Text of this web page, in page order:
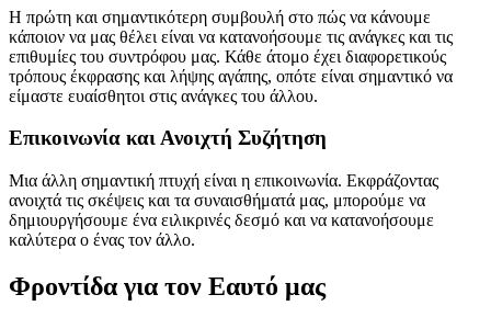
Η πρώτη και σημαντικότερη συμβουλή στο πώς να κάνουμε
κάποιον να μας θέλει είναι να κατανοήσουμε τις ανάγκες και τις
επιθυμίες του συντρόφου μας. Κάθε άτομο έχει διαφορετικούς
τρόπους έκφρασης και λήψης αγάπης, οπότε είναι σημαντικό να
είμαστε ευαίσθητοι στις ανάγκες του άλλου.
Επικοινωνία και Ανοιχτή Συζήτηση
Μια άλλη σημαντική πτυχή είναι η επικοινωνία. Εκφράζοντας
ανοιχτά τις σκέψεις και τα συναισθήματά μας, μπορούμε να
δημιουργήσουμε ένα ειλικρινές δεσμό και να κατανοήσουμε
καλύτερα ο ένας τον άλλο.
Φροντίδα για τον Εαυτό μας